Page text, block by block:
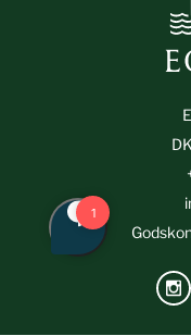
Smileyrapport (Egeskov